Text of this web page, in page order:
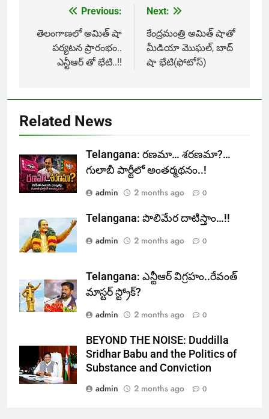
navigation
Previous:
తెలంగాణలో అమిత్ షా
పర్యటన ప్రారంభం..
ఎన్టీఆర్ తో భేటి..!!
Next:
కేంద్రమంత్రి అమిత్ షాతో
మీడియా మొఘల్, బాద్
షా భేటి(ఫోటోస్)
Related News
Telangana: రణమా… శరణమా?…
గులాబీ పార్టీలో అంతర్మథనం..!
admin
2 months ago 0
Telangana: పొలిమేర దాటిస్తాం…!!
admin
2 months ago 0
Telangana: ఎన్టీఆర్ విగ్రహం..రేవంత్
మాస్టర్ స్ట్రోక్‌?
admin
2 months ago 0
BEYOND THE NOISE: Duddilla
Sridhar Babu and the Politics of
Substance and Conviction
admin
2 months ago 0